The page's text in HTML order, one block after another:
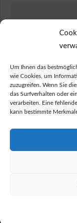
Um Ihnen das
wie Cookies, um
zuzugreifen. Wenn Sie
das Surfverhalten oder
verarbeiten. Eine
kann bestimmte